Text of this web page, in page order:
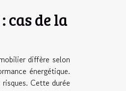
cas de la
diffère selon
énergétique.
Cette durée